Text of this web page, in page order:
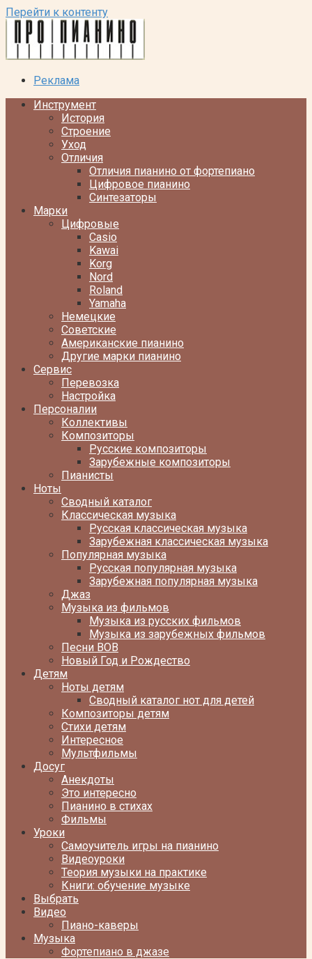
Перейти к контенту
Реклама
Инструмент
История
Строение
Уход
Отличия
Отличия пианино от фортепиано
Цифровое пианино
Синтезаторы
Марки
Цифровые
Casio
Kawai
Korg
Nord
Roland
Yamaha
Немецкие
Советские
Американские пианино
Другие марки пианино
Сервис
Перевозка
Настройка
Персоналии
Коллективы
Композиторы
Русские композиторы
Зарубежные композиторы
Пианисты
Ноты
Сводный каталог
Классическая музыка
Русская классическая музыка
Зарубежная классическая музыка
Популярная музыка
Русская популярная музыка
Зарубежная популярная музыка
Джаз
Музыка из фильмов
Музыка из русских фильмов
Музыка из зарубежных фильмов
Песни ВОВ
Новый Год и Рождество
Детям
Ноты детям
Сводный каталог нот для детей
Композиторы детям
Стихи детям
Интересное
Мультфильмы
Досуг
Анекдоты
Это интересно
Пианино в стихах
Фильмы
Уроки
Самоучитель игры на пианино
Видеоуроки
Теория музыки на практике
Книги: обучение музыке
Выбрать
Видео
Пиано-каверы
Музыка
Фортепиано в джазе